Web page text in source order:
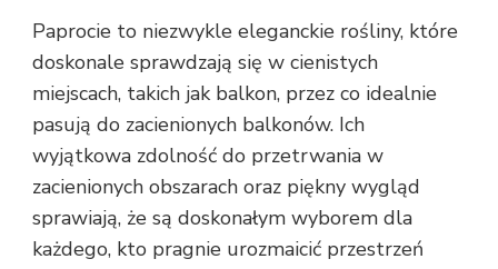
Paprocie to niezwykle eleganckie rośliny, które
doskonale sprawdzają się w cienistych
miejscach, takich jak balkon, przez co idealnie
pasują do zacienionych balkonów. Ich
wyjątkowa zdolność do przetrwania w
zacienionych obszarach oraz piękny wygląd
sprawiają, że są doskonałym wyborem dla
każdego, kto pragnie urozmaicić przestrzeń